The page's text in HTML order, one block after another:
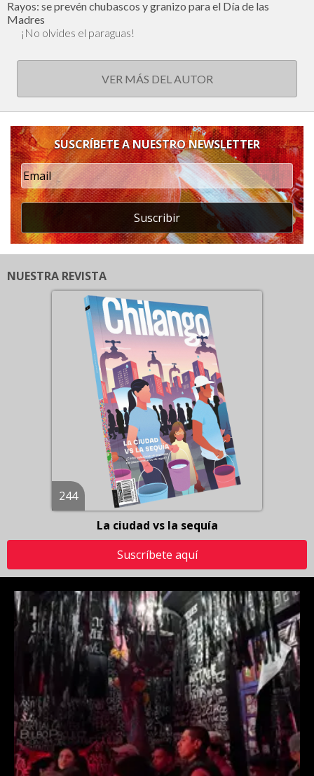
Rayos: se prevén chubascos y granizo para el Día de las
Madres
¡No olvides el paraguas!
VER MÁS DEL AUTOR
SUSCRÍBETE A NUESTRO NEWSLETTER
Suscribir
NUESTRA REVISTA
244
La ciudad vs la sequía
Suscríbete aquí